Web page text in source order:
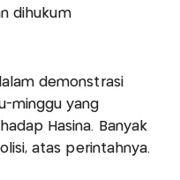
dihukum
demonstrasi
minggu yang
Hasina. Banyak
atas perintahnya.